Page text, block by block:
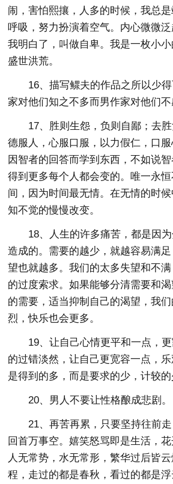
闹，害怕熙攘，人多的时候，我总
呼吸，努力扮演着空气。内心微微
我明白了，叫做自卑。我是一枚小
盛世洪荒。
16、描写鳏夫的作品之所以少
家对他们知之不多而男作家对他们不
17、胜则生怨，负则自鄙；去
德服人，心服口服，以力假仁，口
因智者的回答而学到东西，不如说
得到更多每个人都会变的。唯一永
间，因为时间最无情。在无情的时
知不觉的慢慢改变。
18、人生的许多痛苦，都是因
造成的。需要的越少，就越容易满
望也就越多。我们的太多失望和不
的过度索求。如果能够分清需要和
的需要，适当抑制自己的渴望，我
烈，快乐也会更多。
19、让自己心情更平和一点，
的过错淡然，让自己更宽容一点，
是得到的多，而是要求的少，计较的
20、男人不要让性格酿成悲剧。
21、再苦再累，只要坚持往前
回首万事空。嬉笑怒骂即是生活，花
人无常势，水无常形，繁华过后皆
程，走过的都是春秋，看过的都是